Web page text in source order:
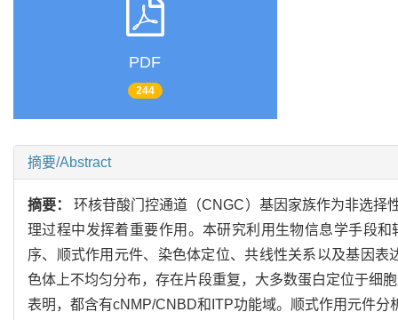
PDF
244
摘要/Abstract
摘要：环核苷酸门控通道（CNGC）基因家族作为非选择
理过程中发挥着重要作用。本研究利用生物信息学手段
序、顺式作用元件、染色体定位、共线性关系以及基因表
色体上不均匀分布，存在片段重复，大多数蛋白定位于细
表明，都含有cNMP/CNBD和ITP功能域。顺式作用元件分